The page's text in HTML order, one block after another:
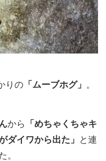
りの 「ムーブホグ」 。
から
「めちゃくちゃキ
ダイワから出た」
と連
。